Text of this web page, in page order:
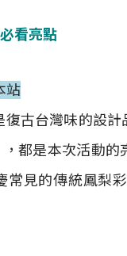
看亮點
站
古台灣味的設
都是本次活動
常見的傳統鳳梨